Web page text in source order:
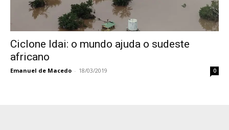
Ciclone Idai: o mundo ajuda o sudeste
africano
Emanuel de Macedo - 18/03/2019 0